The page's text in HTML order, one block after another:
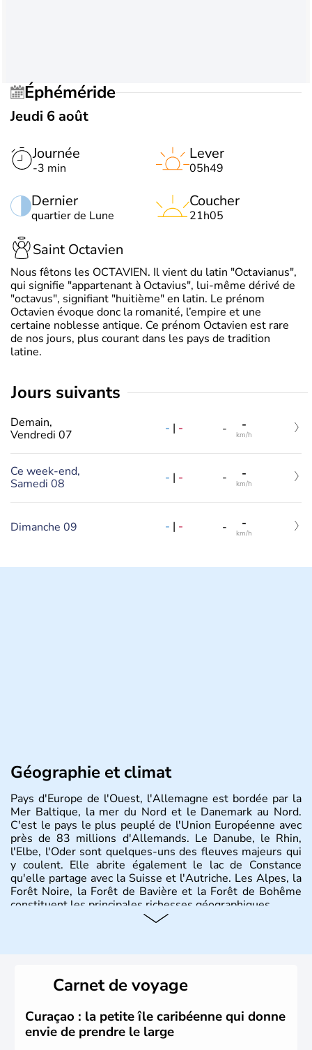
Éphéméride
Jeudi 6 août
Journée
-3 min
Dernier
quartier de Lune
Lever
05h49
Coucher
21h05
Saint Octavien
Nous fêtons les OCTAVIEN. Il vient du latin "Octavianus",
qui signifie "appartenant à Octavius", lui-même dérivé de
"octavus", signifiant "huitième" en latin. Le prénom
Octavien évoque donc la romanité, l’empire et une
certaine noblesse antique. Ce prénom Octavien est rare
de nos jours, plus courant dans les pays de tradition
latine.
jours suivants
Demain,
Vendredi 07
- | - - -
km/h
Ce week-end,
Samedi 08
- | - - -
km/h
Dimanche 09 - | - - -
km/h
Géographie et climat
Pays d'Europe de l'Ouest, l'Allemagne est bordée par la
Mer Baltique, la mer du Nord et le Danemark au Nord.
C'est le pays le plus peuplé de l'Union Européenne avec
près de 83 millions d'Allemands. Le Danube, le Rhin,
l'Elbe, l'Oder sont quelques-uns des fleuves majeurs qui
y coulent. Elle abrite également le lac de Constance
qu'elle partage avec la Suisse et l'Autriche. Les Alpes, la
Forêt Noire, la Forêt de Bavière et la Forêt de Bohême
constituent les principales richesses géographiques.
lesquelles bénéficient d'une grande autonomie. Le pays
peut se targuer de grands noms qu'il a vu naître dans tous
les domaines, des arts à la politique en passant par la
philosophie. Hertz, Gutenberg, Heidegger, Thomas Mann,
Herman Hesse ou bien Hegel en font partie.
Carnet de voyage
Curaçao : la petite île caribéenne qui donne
envie de prendre le large